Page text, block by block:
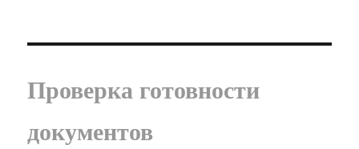
Проверка готовности
документов